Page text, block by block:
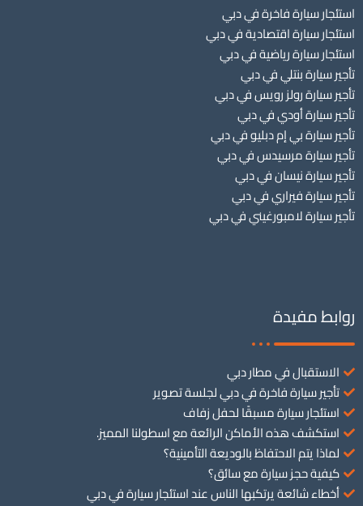
استئجار سيارة فاخرة في دبي
استئجار سيارة اقتصادية في دبي
استئجار سيارة رياضية في دبي
تأجير سيارة بنتلي في دبي
تأجير سيارة رولز رويس في دبي
تأجير سيارة أودي في دبي
تأجير سيارة بي إم دبليو في دبي
تأجير سيارة مرسيدس في دبي
تأجير سيارة نيسان في دبي
تأجير سيارة فيراري في دبي
تأجير سيارة لامبورغيني في دبي
روابط مفيدة
الاستقبال في مطار دبي
تأجير سيارة فاخرة في دبي لجلسة تصوير
استئجار سيارة مسبقًا لحفل زفاف
استكشف هذه الأماكن الرائعة مع اسطولنا المميز.
لماذا يتم الاحتفاظ بالوديعة التأمينية؟
كيفية حجز سيارة مع سائق؟
أخطاء شائعة يرتكبها الناس عند استئجار سيارة في دبي